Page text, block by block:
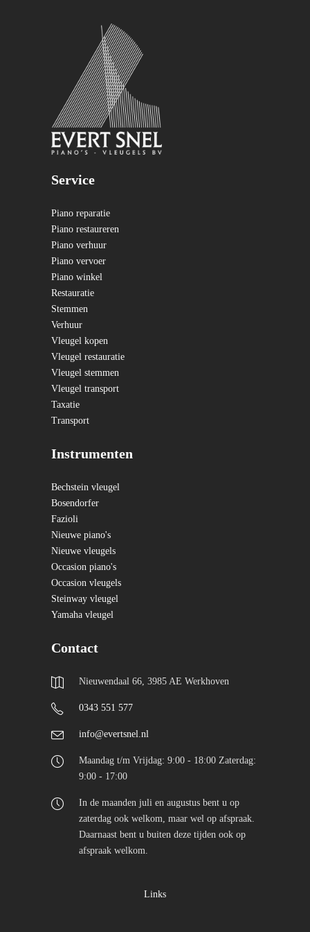
Service
Piano reparatie
Piano restaureren
Piano verhuur
Piano vervoer
Piano winkel
Restauratie
Stemmen
Verhuur
Vleugel kopen
Vleugel restauratie
Vleugel stemmen
Vleugel transport
Taxatie
Transport
Instrumenten
Bechstein vleugel
Bosendorfer
Fazioli
Nieuwe piano's
Nieuwe vleugels
Occasion piano's
Occasion vleugels
Steinway vleugel
Yamaha vleugel
Contact
Nieuwendaal 66, 3985 AE Werkhoven
0343 551 577
info@evertsnel.nl
Maandag t/m Vrijdag: 9:00 - 18:00 Zaterdag:
9:00 - 17:00
In de maanden juli en augustus bent u op
zaterdag ook welkom, maar wel op afspraak.
Daarnaast bent u buiten deze tijden ook op
afspraak welkom.
Links